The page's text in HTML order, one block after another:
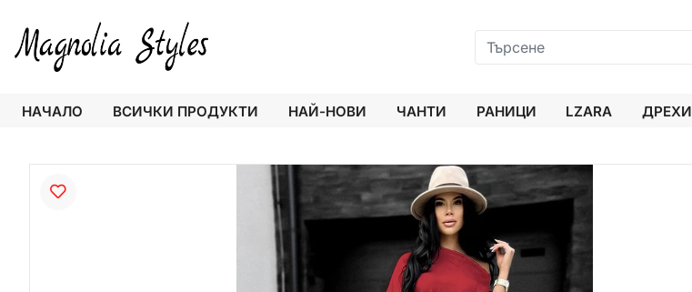
НАЧАЛО ВСИЧКИ ПРОДУКТИ НАЙ-НОВИ ЧАНТИ РАНИЦИ LZARA ДРЕХИ